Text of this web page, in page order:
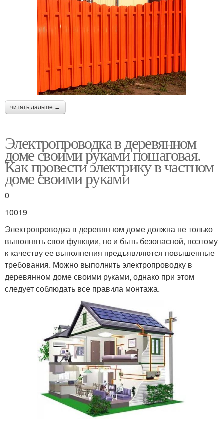
читать дальше →
Электропроводка в деревянном
доме своими руками пошаговая.
Как провести электрику в частном
доме своими руками
0
10019
Электропроводка в деревянном доме должна не только
выполнять свои функции, но и быть безопасной, поэтому
к качеству ее выполнения предъявляются повышенные
требования. Можно выполнить электропроводку в
деревянном доме своими руками, однако при этом
следует соблюдать все правила монтажа.